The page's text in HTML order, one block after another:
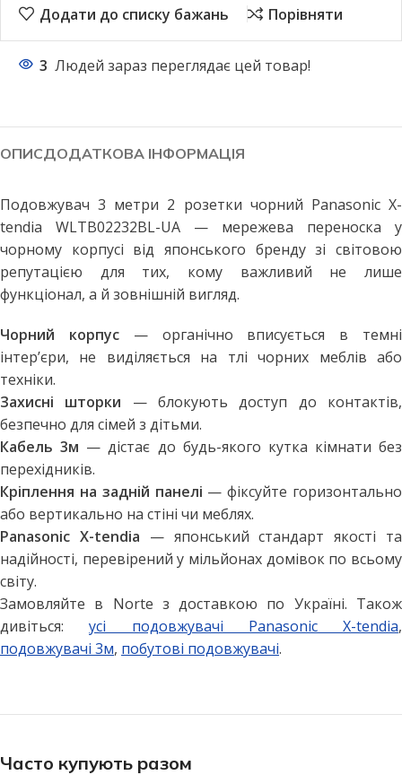
Додати до списку бажань Порівняти
3 Людей зараз переглядає цей товар!
ОПИСДОДАТКОВА ІНФОРМАЦІЯ
Подовжувач 3 метри 2 розетки чорний Panasonic X-
tendia WLTB02232BL-UA — мережева переноска у
чорному корпусі від японського бренду зі світовою
репутацією для тих, кому важливий не лише
функціонал, а й зовнішній вигляд.
Чорний корпус— органічно вписується в темні
інтер’єри, не виділяється на тлі чорних меблів або
техніки.
Захисні шторки — блокують доступ до контактів,
безпечно для сімей з дітьми.
Кабель 3м — дістає до будь-якого кутка кімнати без
перехідників.
Кріплення на задній панелі — фіксуйте горизонтально
або вертикально на стіні чи меблях.
Panasonic X-tendia — японський стандарт якості та
надійності, перевірений у мільйонах домівок по всьому
світу.
Замовляйте в Norte з доставкою по Україні. Також
дивіться:усі подовжувачі Panasonic X-tendia,
подовжувачі 3м, побутові подовжувачі.
Часто купують разом